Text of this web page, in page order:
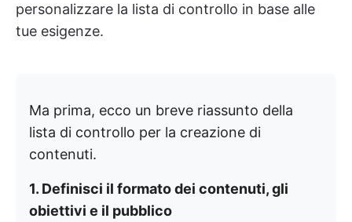
personalizzare la lista di controllo in base alle
tue esigenze.
Ma prima, ecco un breve riassunto della
lista di controllo per la creazione di
contenuti.
1. Definisci il formato dei contenuti, gli
obiettivi e il pubblico